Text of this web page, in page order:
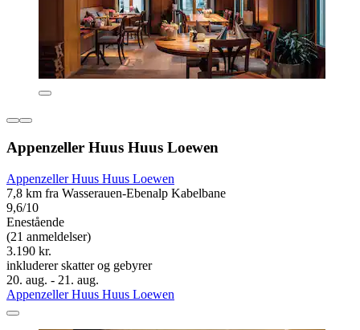
Appenzeller Huus Huus Loewen
Appenzeller Huus Huus Loewen
7,8 km fra Wasserauen-Ebenalp Kabelbane
9,6/10
Enestående
(21 anmeldelser)
3.190 kr.
inkluderer skatter og gebyrer
20. aug. - 21. aug.
Appenzeller Huus Huus Loewen